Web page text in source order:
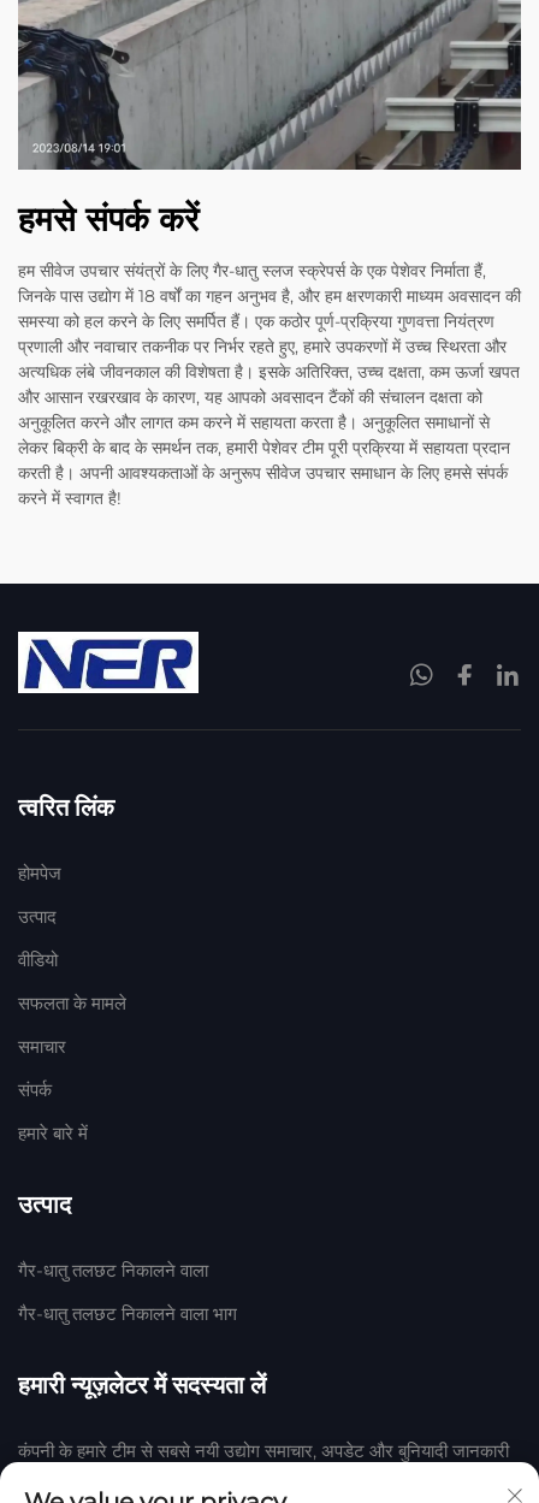
हमसे संपर्क करें
हम सीवेज उपचार संयंत्रों के लिए गैर-धातु स्लज स्क्रेपर्स के एक पेशेवर निर्माता हैं,
जिनके पास उद्योग में 18 वर्षों का गहन अनुभव है, और हम क्षरणकारी माध्यम अवसादन की
समस्या को हल करने के लिए समर्पित हैं। एक कठोर पूर्ण-प्रक्रिया गुणवत्ता नियंत्रण
प्रणाली और नवाचार तकनीक पर निर्भर रहते हुए, हमारे उपकरणों में उच्च स्थिरता और
अत्यधिक लंबे जीवनकाल की विशेषता है। इसके अतिरिक्त, उच्च दक्षता, कम ऊर्जा खपत
और आसान रखरखाव के कारण, यह आपको अवसादन टैंकों की संचालन दक्षता को
अनुकूलित करने और लागत कम करने में सहायता करता है। अनुकूलित समाधानों से
लेकर बिक्री के बाद के समर्थन तक, हमारी पेशेवर टीम पूरी प्रक्रिया में सहायता प्रदान
करती है। अपनी आवश्यकताओं के अनुरूप सीवेज उपचार समाधान के लिए हमसे संपर्क
करने में स्वागत है!
त्वरित लिंक
होमपेज
उत्पाद
वीडियो
सफलता के मामले
समाचार
संपर्क
हमारे बारे में
उत्पाद
गैर-धातु तलछट निकालने वाला
गैर-धातु तलछट निकालने वाला भाग
हमारी न्यूज़लेटर में सदस्यता लें
कंपनी के हमारे टीम से सबसे नयी उद्योग समाचार, अपडेट और बुनियादी जानकारी